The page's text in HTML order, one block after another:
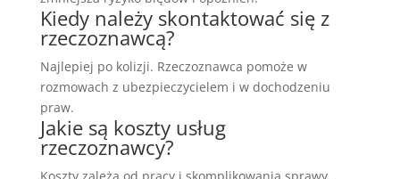
Kiedy należy skontaktować się z
rzeczoznawcą?
Najlepiej po kolizji. Rzeczoznawca pomoże w
rozmowach z ubezpieczycielem i w dochodzeniu
praw.
Jakie są koszty usług
rzeczoznawcy?